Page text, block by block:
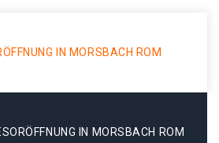
IN MORSBACH ROM
IN MORSBACH ROM